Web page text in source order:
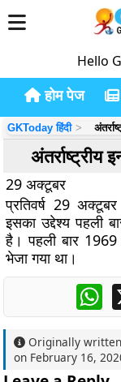
Hello
होम पेज
GKToday हिंदी
अंतर्राष्ट्रीय
29 अक्टूबर
प्रतिवर्ष 29
इसका उद्देश्य पहली
है। पहली बार
भेजा गया था।
Originally
on February 16,